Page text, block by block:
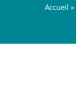
Accueil »